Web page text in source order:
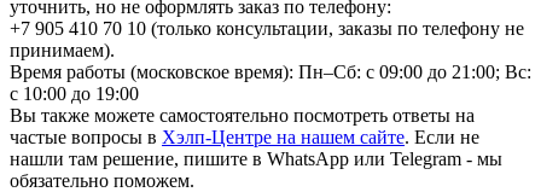
уточнить, но не оформлять заказ по телефону:
+7 905 410 70 10 (только консультации, заказы по телефону не
принимаем).
Время работы (московское время): Пн–Сб: с 09:00 до 21:00; Вс:
с 10:00 до 19:00
Вы также можете самостоятельно посмотреть ответы на
частые вопросы в Хэлп-Центре на нашем сайте. Если не
нашли там решение, пишите в WhatsApp или Telegram - мы
обязательно поможем.